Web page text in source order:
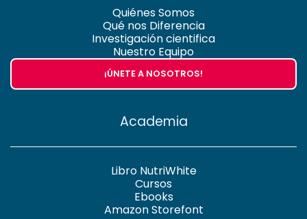
Quiénes Somos
Qué nos Diferencia
Investigación cientifica
Nuestro Equipo
¡ÚNETE A NOSOTROS!
Academia
Libro NutriWhite
Cursos
Ebooks
Amazon Storefont